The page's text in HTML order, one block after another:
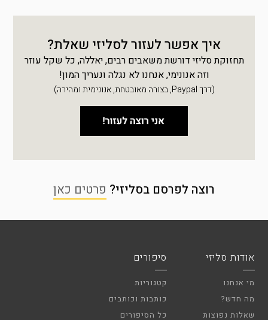
איך אפשר לעזור לסליזי שאלת?
תחזוקת סליזי דורשת משאבים רבים, יאללה, כל שקל עוזר
וזה אנונימי, אנחנו לא נגלה ונעריך המון!
(דרך Paypal, בצורה מאובטחת, אנונימית ומהירה)
רוצה לפרסם בסליזי? פרטים כאן
אודות סליזי
מי אנחנו
מה חדש?
שאלות נפוצות
סיפורים
קטגוריות
כותבות וכותבים
כל הסיפורים